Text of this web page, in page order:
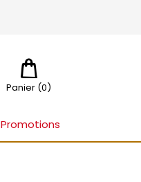
Panier (0)
Promotions